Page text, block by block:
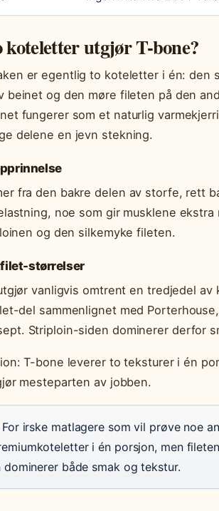
utgjør T-bone?
er egentlig to koteletter i én: den
beinet og den møre fileten på den
fungerer som et naturlig
delene en jevn stekning.
fra den bakre delen av storfe, rett
noe som gir musklene
og den silkemyke fileten.
størrelser
vanligvis omtrent en tredjedel av
del sammenlignet med
Striploin-siden dominerer derfor
T-bone leverer to teksturer i én
mesteparten av jobben.
For irske matlagere som vil prøve noe
i én porsjon, men
dominerer både smak og tekstur.